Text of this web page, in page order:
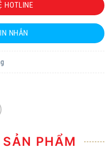
HOTLINE
NHẮN
PHẨM